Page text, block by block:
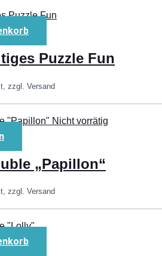
Puzzle Fun
zzgl. Versand
Nicht vorrätig
„Papillon“
zzgl. Versand